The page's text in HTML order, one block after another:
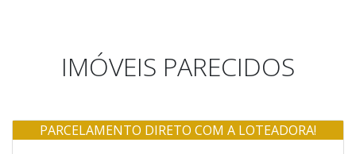
IMÓVEIS PARECIDOS
Venda
PARCELAMENTO DIRETO COM A LOTEADORA!